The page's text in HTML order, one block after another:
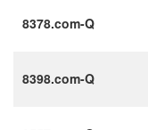
8378.com-Q
8398.com-Q